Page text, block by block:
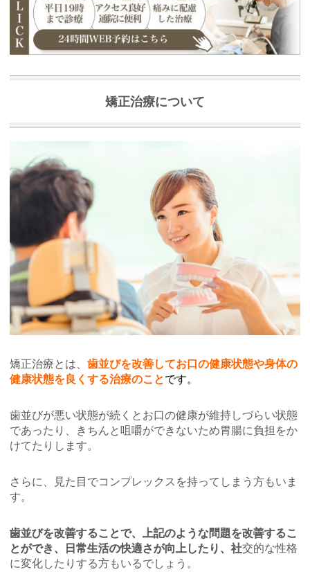
矯正治療について
矯正治療とは、 歯並びを改善してお口の健康状態や身体の
健康状態を良くする治療のことです。
歯並びが悪い状態が続くとお口の健康が維持しづらい状態
であったり、きちんと咀嚼ができないため胃腸に負担をか
けてたりします。
さらに、見た目でコンプレックスを持ってしまう方もいま
す。
歯並びを改善することで、上記のような問題を改善するこ
とができ、日常生活の快適さが向上したり、社交的な性格
に変化したりする方もいるでしょう。